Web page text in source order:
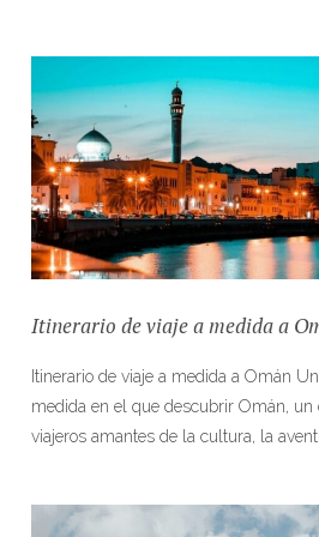
Itinerario de viaje a medida a
Itinerario de viaje a medida a Omán
medida en el que descubrir Omán, un
viajeros amantes de la cultura, la